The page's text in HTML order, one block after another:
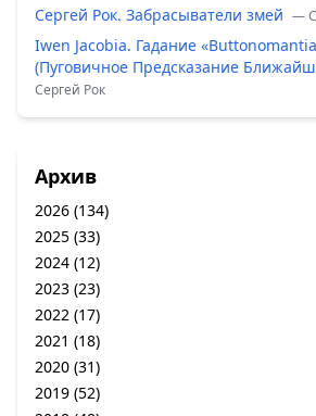
Сергей Рок. Забрасыватели змей —
Iwen Jacobia. Гадание
(Пуговичное Предсказание
Сергей Рок
Архив
2026 (134)
2025 (33)
2024 (12)
2023 (23)
2022 (17)
2021 (18)
2020 (31)
2019 (52)